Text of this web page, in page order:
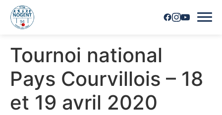
Accueil
Horaires
Inscriptions
Tournoi national
Pays Courvillois – 18
et 19 avril 2020